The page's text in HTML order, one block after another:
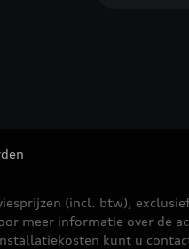
(incl. btw),
meer informatie over de
kunt u